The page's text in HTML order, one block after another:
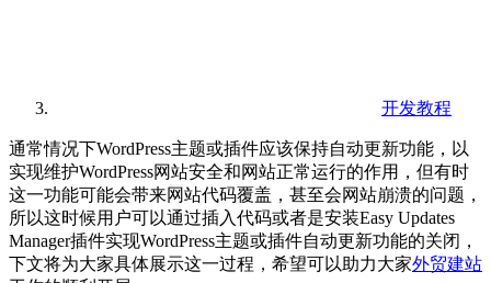
开发教程
通常情况下WordPress主题或插件应该保持自动更新功能，以
实现维护WordPress网站安全和网站正常运行的作用，但有时
这一功能可能会带来网站代码覆盖，甚至会网站崩溃的问题，
所以这时候用户可以通过插入代码或者是安装Easy Updates
Manager插件实现WordPress主题或插件自动更新功能的关闭，
下文将为大家具体展示这一过程，希望可以助力大家外贸建站